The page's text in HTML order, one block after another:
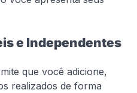
e Independentes
que você adicione,
realizados de forma